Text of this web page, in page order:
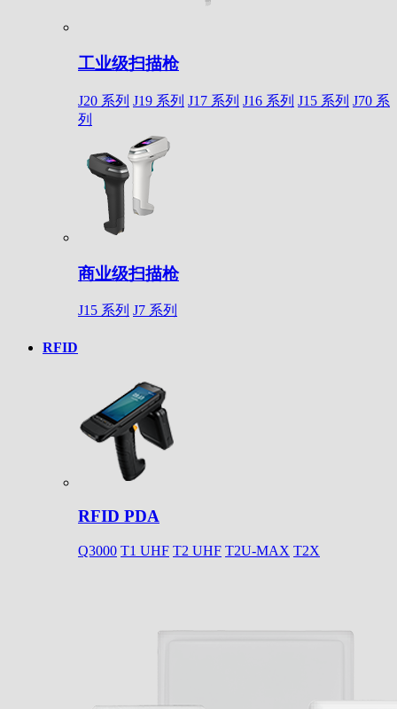
工业级扫描枪
J20 系列 J19 系列 J17 系列 J16 系列 J15 系列 J70 系
列
商业级扫描枪
J15 系列 J7 系列
RFID
RFID PDA
Q3000 T1 UHF T2 UHF T2U-MAX T2X